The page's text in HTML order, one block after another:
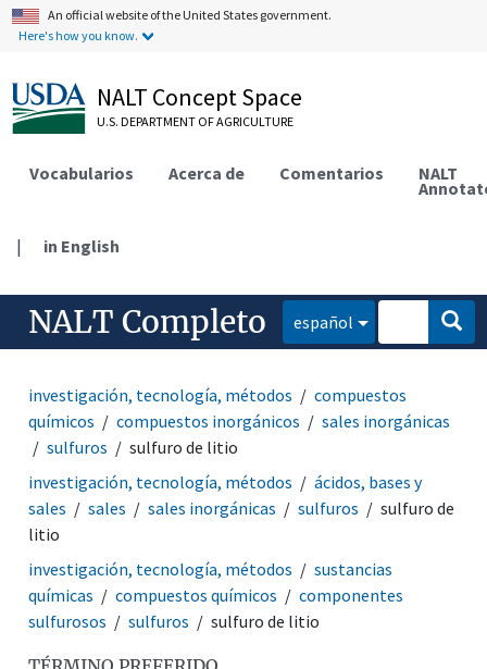
An official website of the United States government.
Here's how you know.
NALT Concept Space
U.S. DEPARTMENT OF AGRICULTURE
Vocabularios Acerca de Comentarios NALT
| in English
NALT Completo español
investigación, tecnología, métodos
compuestos
químicos
compuestos inorgánicos
sales inorgánicas
sulfuros
sulfuro de litio
investigación, tecnología, métodos
ácidos, bases y
sales
sales sales inorgánicas sulfuros
sulfuro de
litio
investigación, tecnología, métodos
sustancias
químicas
compuestos químicos
componentes
sulfurosos
sulfuros sulfuro de litio